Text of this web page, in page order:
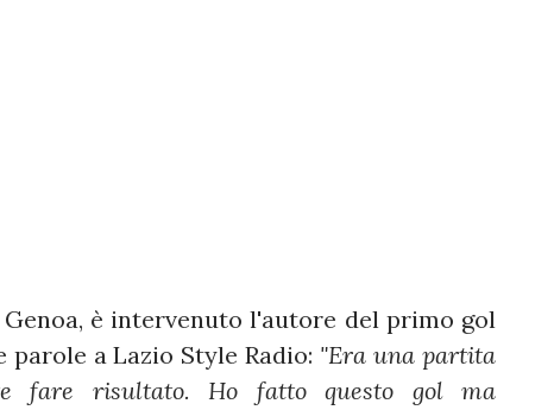
è intervenuto l'autore del primo gol
parole a Lazio Style Radio: "Era una partita
fare risultato. Ho fatto questo gol ma